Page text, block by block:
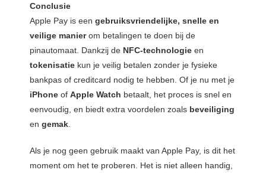
Conclusie
Apple Pay is een gebruiksvriendelijke, snelle en
veilige manierom betalingen te doen bij de
pinautomaat. Dankzij de NFC-technologie en
tokenisatie kun je veilig betalen zonder je fysieke
bankpas of creditcard nodig te hebben. Of je nu met je
iPhone of Apple Watch betaalt, het proces is snel en
eenvoudig, en biedt extra voordelen zoals beveiliging
en gemak
Als je nog geen gebruik maakt van Apple Pay, is dit het
moment om het te proberen. Het is niet alleen handig,